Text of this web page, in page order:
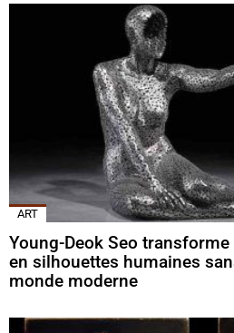
ART
Young-Deok Seo
en silhouettes humaines
monde moderne